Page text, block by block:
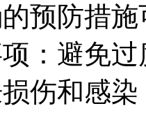
预防措
：避免
伤和感